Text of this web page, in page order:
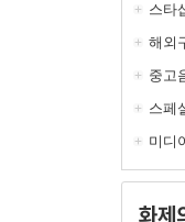
스타
해외
중고
스페
미디
화제